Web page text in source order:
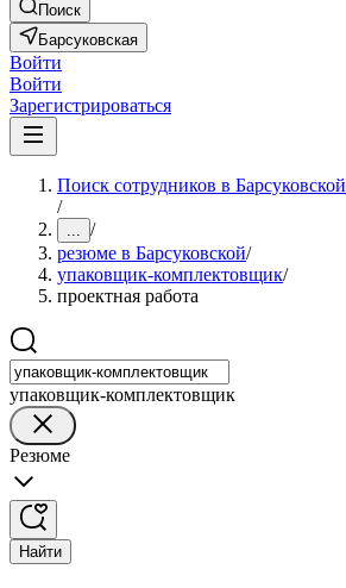
Поиск
Барсуковская
Войти
Войти
Зарегистрироваться
Поиск сотрудников в Барсуковской
/
... /
резюме в Барсуковской/
упаковщик-комплектовщик/
проектная работа
упаковщик-комплектовщик
Резюме
Найти